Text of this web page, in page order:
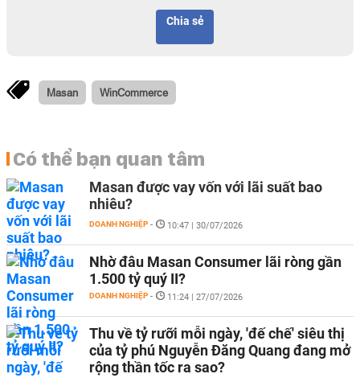
Chia sẻ
Masan WinCommerce
Có thể bạn quan tâm
Masan được vay vốn với lãi suất bao
nhiêu?
DOANH NGHIỆP - 10:47 | 30/07/2026
Nhờ đâu Masan Consumer lãi ròng gần
1.500 tỷ quý II?
DOANH NGHIỆP - 11:24 | 27/07/2026
Thu về tỷ rưỡi mỗi ngày, 'đế chế' siêu thị
của tỷ phú Nguyễn Đăng Quang đang mở
rộng thần tốc ra sao?